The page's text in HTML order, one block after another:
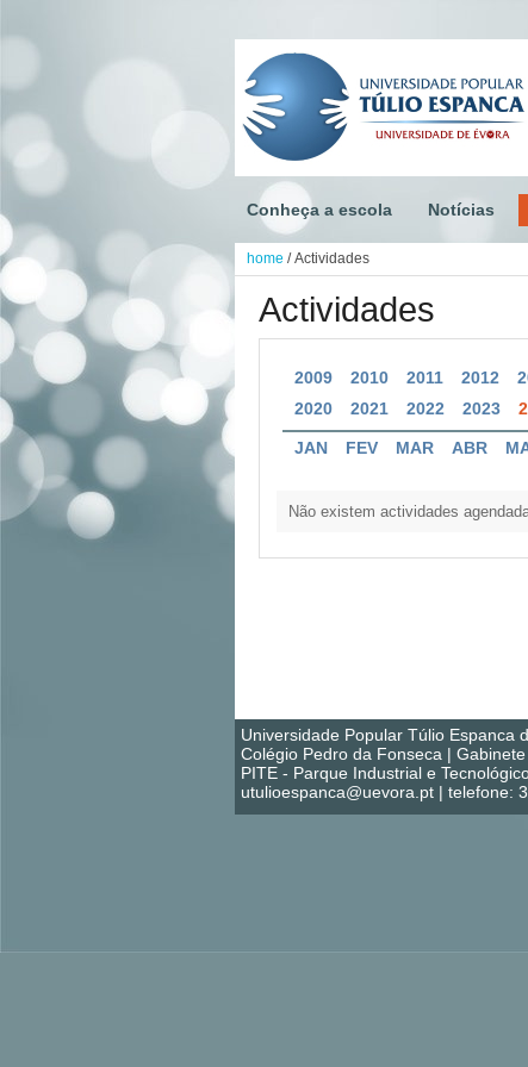
Conheça a escola Notícias
home / Actividades
Actividades
2009 2010 2011 2012
2020
2021 2022 2023
JAN FEV MAR ABR
Não existem actividades
Universidade Popular Túlio Espanca
Colégio Pedro da Fonseca |
PITE - Parque Industrial e
utulioespanca@uevora.pt | telefone: